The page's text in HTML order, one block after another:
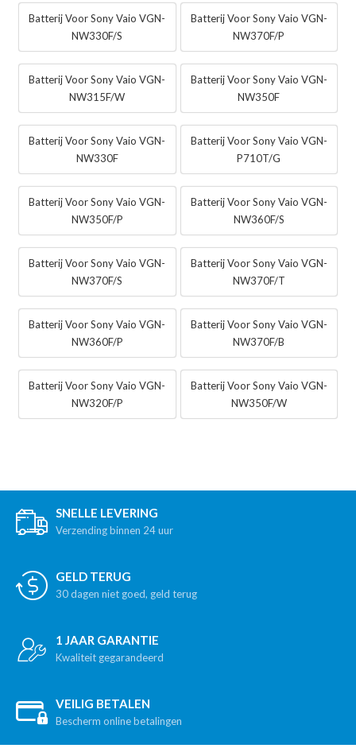
Batterij Voor Sony Vaio VGN-
NW330F/S
Batterij Voor Sony Vaio VGN-
NW370F/P
Batterij Voor Sony Vaio VGN-
NW315F/W
Batterij Voor Sony Vaio VGN-
NW350F
Batterij Voor Sony Vaio VGN-
NW330F
Batterij Voor Sony Vaio VGN-
P710T/G
Batterij Voor Sony Vaio VGN-
NW350F/P
Batterij Voor Sony Vaio VGN-
NW360F/S
Batterij Voor Sony Vaio VGN-
NW370F/S
Batterij Voor Sony Vaio VGN-
NW370F/T
Batterij Voor Sony Vaio VGN-
NW360F/P
Batterij Voor Sony Vaio VGN-
NW370F/B
Batterij Voor Sony Vaio VGN-
NW320F/P
Batterij Voor Sony Vaio VGN-
NW350F/W
SNELLE LEVERING
Verzending binnen 24 uur
GELD TERUG
30 dagen niet goed, geld terug
1 JAAR GARANTIE
Kwaliteit gegarandeerd
VEILIG BETALEN
Bescherm online betalingen